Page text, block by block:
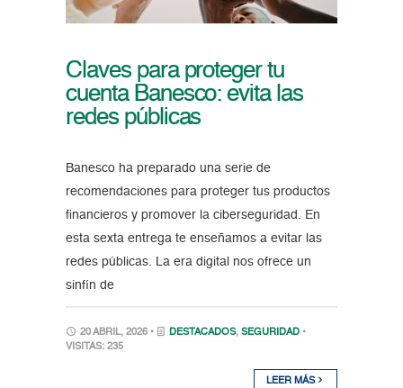
Claves para proteger tu
cuenta Banesco: evita las
redes públicas
Banesco ha preparado una serie de
recomendaciones para proteger tus productos
financieros y promover la ciberseguridad. En
esta sexta entrega te enseñamos a evitar las
redes públicas. La era digital nos ofrece un
sinfín de
20 ABRIL, 2026 • DESTACADOS, SEGURIDAD •
VISITAS: 235
LEER MÁS